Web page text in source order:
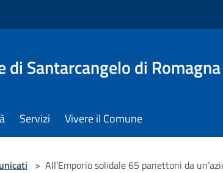
di Santarcangelo di Romagna
Servizi Vivere il Comune
> All’Emporio solidale 65 panettoni da